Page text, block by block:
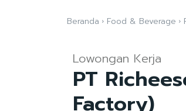
Beranda Food & Beverage
Lowongan Kerja
PT
Factory)